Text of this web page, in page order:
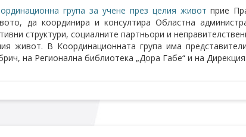
група за учене през целия животприе
да координира и консултира Областна
структури, социалните партньори и
живот. В Координационната група има
на Регионална библиотека „Дора Габе“ и на